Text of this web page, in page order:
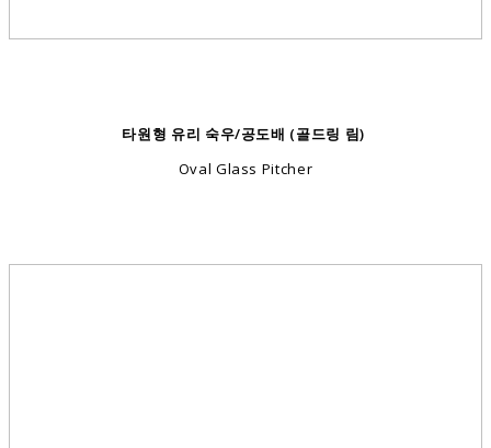
타원형 유리 숙우/공도배 (골드링 림)
Oval Glass Pitcher